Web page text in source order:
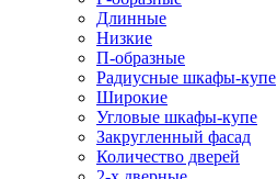
Длинные
Низкие
П-образные
Радиусные шкафы-купе
Широкие
Угловые шкафы-купе
Закругленный фасад
Количество дверей